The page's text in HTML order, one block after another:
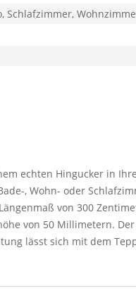
echten Hingucker in
, Wohn- oder
von 300
von 50 Millimetern.
lässt sich mit dem
Schlafzimmer,